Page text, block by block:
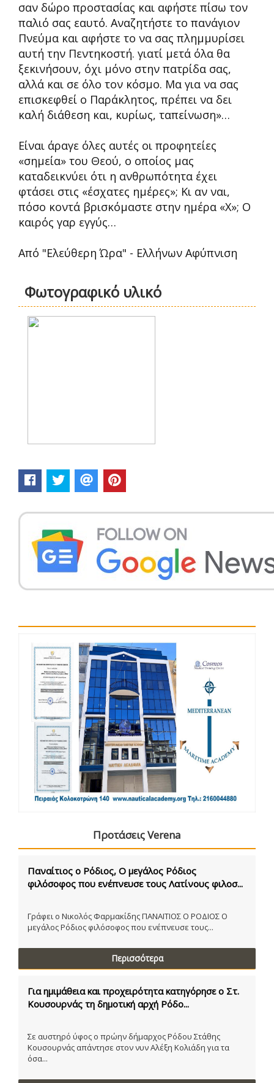
σαν δώρο προστασίας και αφήστε πίσω τον
παλιό σας εαυτό. Αναζητήστε το πανάγιον
Πνεύμα και αφήστε το να σας πλημμυρίσει
αυτή την Πεντηκοστή. γιατί μετά όλα θα
ξεκινήσουν, όχι μόνο στην πατρίδα σας,
αλλά και σε όλο τον κόσμο. Μα για να σας
επισκεφθεί ο Παράκλητος, πρέπει να δει
καλή διάθεση και, κυρίως, ταπείνωση»…
Είναι άραγε όλες αυτές οι προφητείες
«σημεία» του Θεού, ο οποίος μας
καταδεικνύει ότι η ανθρωπότητα έχει
φτάσει στις «έσχατες ημέρες»; Κι αν ναι,
πόσο κοντά βρισκόμαστε στην ημέρα «Χ»; Ο
καιρός γαρ εγγύς…
Από "Ελεύθερη Ώρα" - Ελλήνων Αφύπνιση
Φωτογραφικό υλικό
Προτάσεις Verena
Παναίτιος ο Ρόδιος, Ο μεγάλος Ρόδιος
φιλόσοφος που ενέπνευσε τους Λατίνους φιλοσ...
Γράφει ο Νικολός Φαρμακίδης ΠΑΝΑΙΤΙΟΣ Ο ΡΟΔΙΟΣ Ο
μεγάλος Ρόδιος φιλόσοφος που ενέπνευσε τους...
Περισσότερα
Για ημιμάθεια και προχειρότητα κατηγόρησε ο Στ.
Κουσουρνάς τη δημοτική αρχή Ρόδο...
Σε αυστηρό ύφος ο πρώην δήμαρχος Ρόδου Στάθης
Κουσουρνάς απάντησε στον νυν Αλέξη Κολιάδη για τα
όσα...